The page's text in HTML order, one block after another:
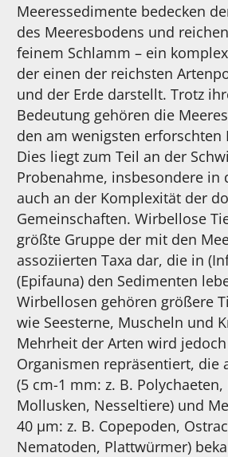
Meeressedimente bedecken
des Meeresbodens und
feinem Schlamm – ein
der einen der reichsten
und der Erde darstellt. Trotz
Bedeutung gehören die
den am wenigsten erforschten
Dies liegt zum Teil an der
Probenahme, insbesondere in
auch an der Komplexität der
Gemeinschaften. Wirbellose
größte Gruppe der mit den
assoziierten Taxa dar, die in
(Epifauna) den Sedimenten
Wirbellosen gehören größere
wie Seesterne, Muscheln und
Mehrheit der Arten wird
Organismen repräsentiert, die
(5 cm-1 mm: z. B.
Mollusken, Nesseltiere) und
40 µm: z. B. Copepoden,
Nematoden, Plattwürmer)